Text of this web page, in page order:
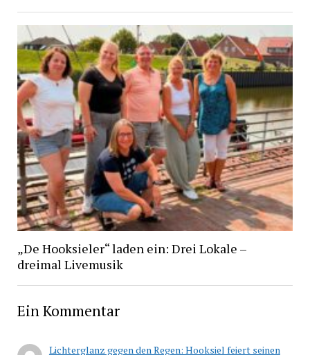
„De Hooksieler“ laden ein: Drei Lokale –
dreimal Livemusik
Ein Kommentar
Lichterglanz gegen den Regen: Hooksiel feiert seinen